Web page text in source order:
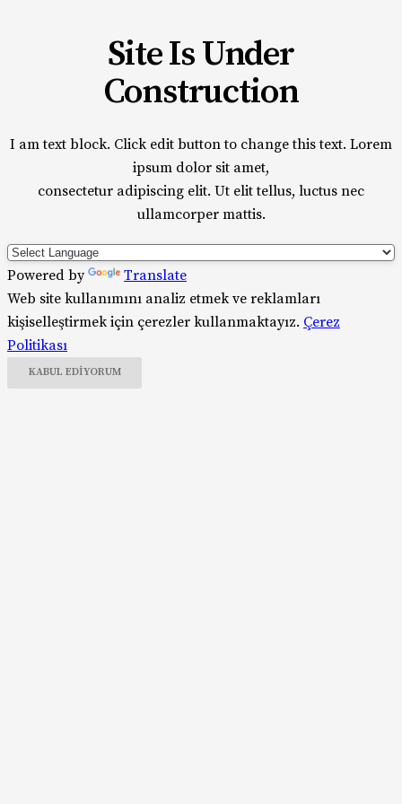
Site Is Under
Construction
I am text block. Click edit button to change this text. Lorem
ipsum dolor sit amet,
consectetur adipiscing elit. Ut elit tellus, luctus nec
ullamcorper mattis.
Powered by
Translate
Web site kullanımını analiz etmek ve reklamları
kişiselleştirmek için çerezler kullanmaktayız. Çerez
Politikası
KABUL EDIYORUM